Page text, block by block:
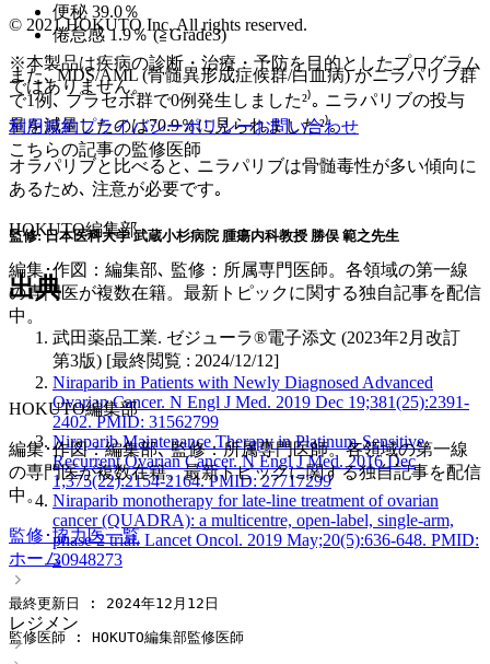
© 2021 HOKUTO Inc. All rights reserved.
※本製品は疾病の診断・治療・予防を目的としたプログラム
ではありません。
利用規約プライバシーポリシーお問い合わせ
こちらの記事の監修医師
HOKUTO編集部
編集･作図：編集部､ 監修：所属専門医師。各領域の第一線
の専門医が複数在籍。最新トピックに関する独自記事を配信
中。
HOKUTO編集部
編集･作図：編集部､ 監修：所属専門医師。各領域の第一線
の専門医が複数在籍。最新トピックに関する独自記事を配信
中。
監修･協力医一覧
ホーム
レジメン
便秘 39.0％
倦怠感 1.9％ (≧Grade3)
また､ MDS/AML (骨髄異形成症候群/白血病) がニラパリブ群
で1例､ プラセボ群で0例発生しました²⁾｡ ニラパリブの投与
量を減量したのは70.9％に見られました²⁾｡
オラパリブと比べると､ ニラパリブは骨髄毒性が多い傾向に
あるため､ 注意が必要です｡
監修: 日本医科大学 武蔵小杉病院 腫瘍内科教授 勝俣 範之先生
出典
武田薬品工業. ゼジューラ®電子添文 (2023年2月改訂
第3版) [最終閲覧 : 2024/12/12]
Niraparib in Patients with Newly Diagnosed Advanced
Ovarian Cancer. N Engl J Med. 2019 Dec 19;381(25):2391-
2402. PMID: 31562799
Niraparib Maintenance Therapy in Platinum-Sensitive,
Recurrent Ovarian Cancer. N Engl J Med. 2016 Dec
1;375(22):2154-2164. PMID: 27717299
Niraparib monotherapy for late-line treatment of ovarian
cancer (QUADRA): a multicentre, open-label, single-arm,
phase 2 trial. Lancet Oncol. 2019 May;20(5):636-648. PMID:
30948273
最終更新日 : 2024年12月12日
監修医師 : HOKUTO編集部監修医師